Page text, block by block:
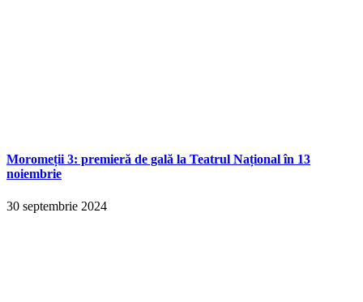
Moromeții 3: premieră de gală la Teatrul Național în 13
noiembrie
30 septembrie 2024